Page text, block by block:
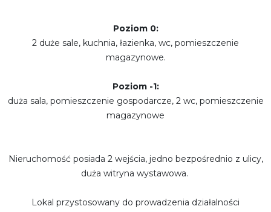
Poziom 0:
2 duże sale, kuchnia, łazienka, wc, pomieszczenie
magazynowe.
Poziom -1:
duża sala, pomieszczenie gospodarcze, 2 wc, pomieszczenie
magazynowe
Nieruchomość posiada 2 wejścia, jedno bezpośrednio z ulicy,
duża witryna wystawowa.
Lokal przystosowany do prowadzenia działalności